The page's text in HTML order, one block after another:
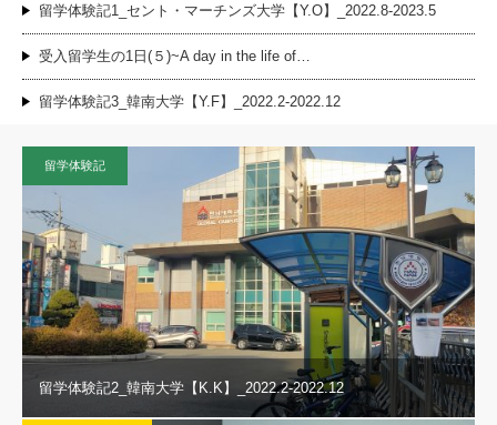
留学体験記1_セント・マーチンズ大学【Y.O】_2022.8-2023.5
受入留学生の1日(５)~A day in the life of…
留学体験記3_韓南大学【Y.F】_2022.2-2022.12
留学体験記
留学体験記2_韓南大学【K.K】_2022.2-2022.12